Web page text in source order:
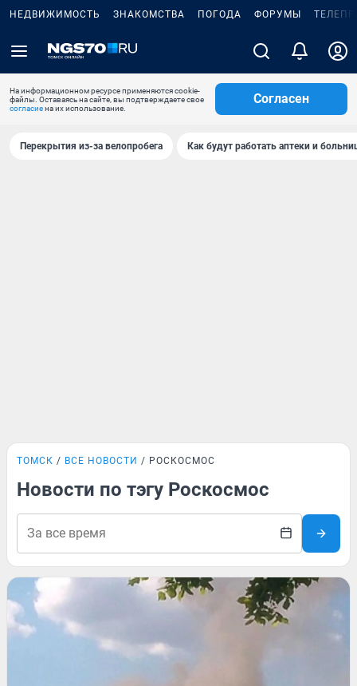
НЕДВИЖИМОСТЬ ЗНАКОМСТВА ПОГОДА ФОРУМЫ
На информационном ресурсе применяются cookie-
файлы. Оставаясь на сайте, вы подтверждаете свое
согласиена их использование.
Согласен
Перекрытия из-за велопробега Как будут работать аптеки и
ТОМСК ВСЕ НОВОСТИ РОСКОСМОС
Новости по тэгу Роскосмос